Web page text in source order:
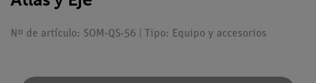
Nº de artículo: SOM-QS-56 | Tipo: Equipo y accesorios